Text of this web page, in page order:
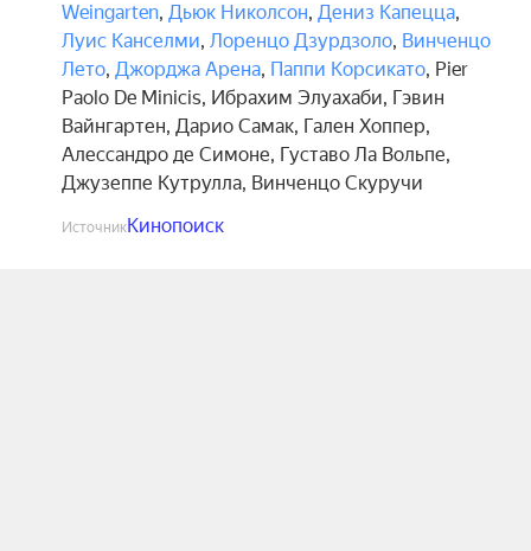
Weingarten, Дьюк Николсон, Дениз Капецца,
Луис Канселми, Лоренцо Дзурдзоло, Винченцо
Лето, Джорджа Арена, Паппи Корсикато, Pier
Paolo De Minicis, Ибрахим Элуахаби, Гэвин
Вайнгартен, Дарио Самак, Гален Хоппер,
Алессандро де Симоне, Густаво Ла Вольпе,
Джузеппе Кутрулла, Винченцо Скуручи
ИсточникКинопоиск